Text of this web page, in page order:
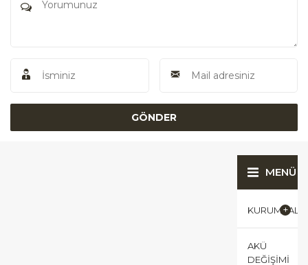
MENÜ
KURUMSAL
AKÜ
DEĞIŞIMI